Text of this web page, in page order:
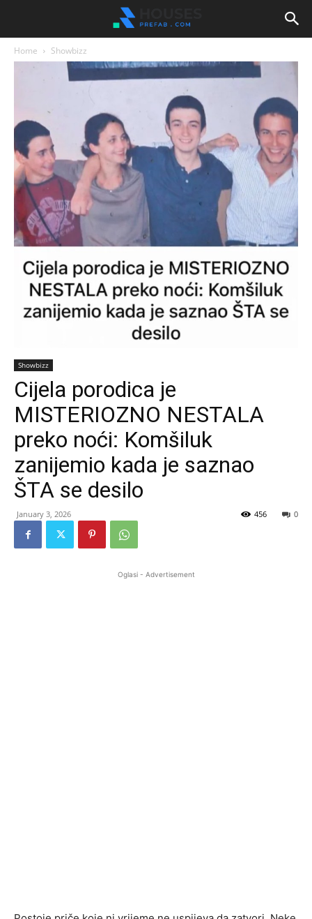
Home Showbizz
Showbizz
Cijela porodica je
MISTERIOZNO NESTALA
preko noći: Komšiluk
zanijemio kada je saznao
ŠTA se desilo
January 3, 2026 0
456
Oglasi - Advertisement